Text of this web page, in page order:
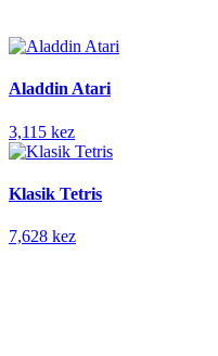
Aladdin Atari
3,115 kez
Klasik Tetris
7,628 kez